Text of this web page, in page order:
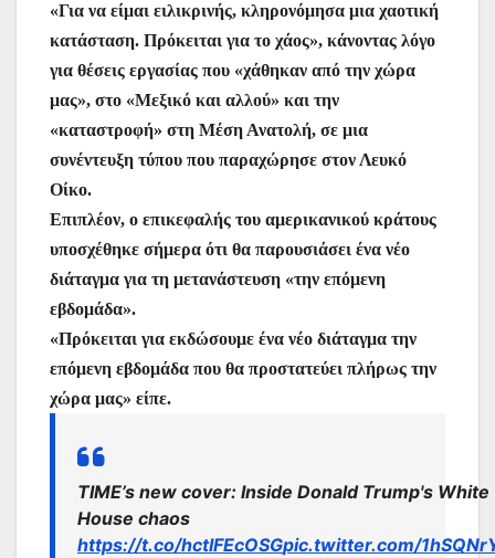
«Για να είμαι ειλικρινής, κληρονόμησα μια χαοτική
κατάσταση. Πρόκειται για το χάος», κάνοντας λόγο
για θέσεις εργασίας που «χάθηκαν από την χώρα
μας», στο «Μεξικό και αλλού» και την
«καταστροφή» στη Μέση Ανατολή, σε μια
συνέντευξη τύπου που παραχώρησε στον Λευκό
Οίκο.
Επιπλέον, ο επικεφαλής του αμερικανικού κράτους
υποσχέθηκε σήμερα ότι θα παρουσιάσει ένα νέο
διάταγμα για τη μετανάστευση «την επόμενη
εβδομάδα».
«Πρόκειται για εκδώσουμε ένα νέο διάταγμα την
επόμενη εβδομάδα που θα προστατεύει πλήρως την
χώρα μας» είπε.
TIME’s new cover: Inside Donald Trump's White
House chaos
https://t.co/hctIFEcOSGpic.twitter.com/